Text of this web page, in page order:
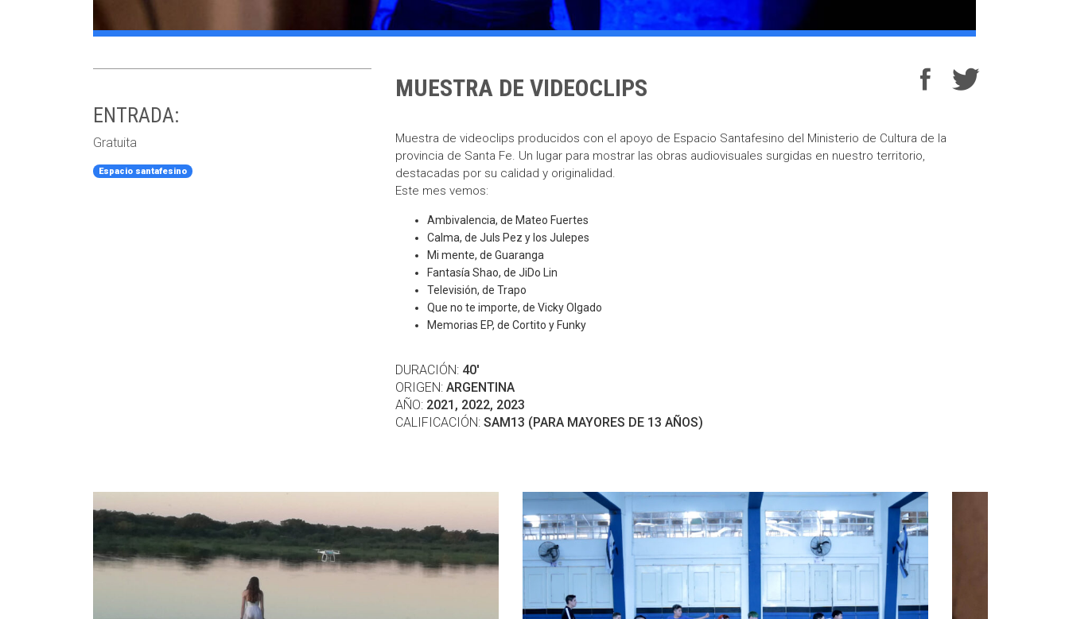
ENTRADA:
Gratuita
Espacio santafesino
MUESTRA DE VIDEOCLIPS
Muestra de videoclips producidos con el apoyo de Espacio Santafesino del Ministerio de Cultura de la
provincia de Santa Fe. Un lugar para mostrar las obras audiovisuales surgidas en nuestro territorio,
destacadas por su calidad y originalidad.
Este mes vemos:
Ambivalencia, de Mateo Fuertes
Calma, de Juls Pez y los Julepes
Mi mente, de Guaranga
Fantasía Shao, de JiDo Lin
Televisión, de Trapo
Que no te importe, de Vicky Olgado
Memorias EP, de Cortito y Funky
DURACIÓN: 40'
ORIGEN: ARGENTINA
AÑO: 2021, 2022, 2023
CALIFICACIÓN: SAM13 (PARA MAYORES DE 13 AÑOS)